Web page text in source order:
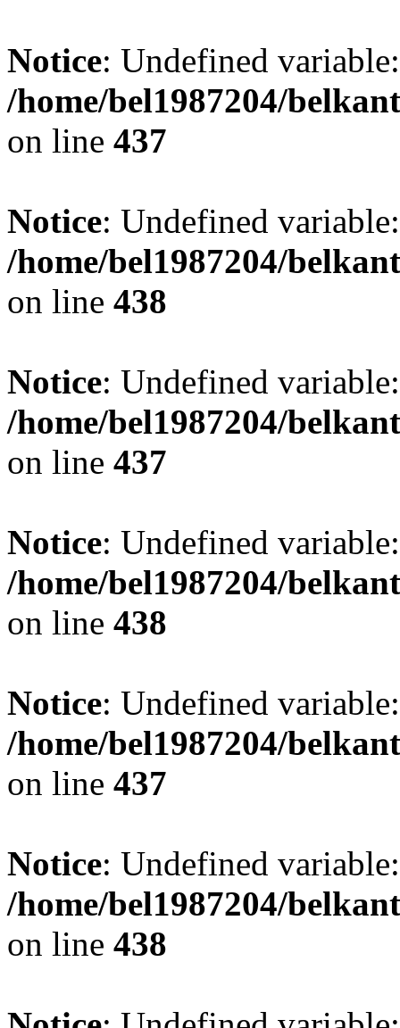
Notice: Undefined
/home/bel1987204/
on line 437
Notice: Undefined
/home/bel1987204/
on line 438
Notice: Undefined
/home/bel1987204/
on line 437
Notice: Undefined
/home/bel1987204/
on line 438
Notice: Undefined
/home/bel1987204/
on line 437
Notice: Undefined
/home/bel1987204/
on line 438